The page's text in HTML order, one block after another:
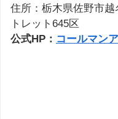
住所：栃木県佐野市
トレット645区
公式HP： コールマン